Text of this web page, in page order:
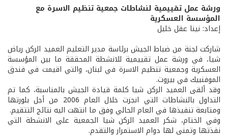
ورشة عمل تقييمية لنشاطات جمعية تنظيم الاسرة مع
المؤسسة العسكرية
إعداد: نينا عقل خليل
شاركت لجنة من ضباط الجيش برئاسة مدير التعليم العميد الركن رياض
شيا، في ورشة عمل تقييمية للانشطة المحققة ما بين المؤسسة
العسكرية وجمعية تنظيم الاسرة في لبنان، والتي اقيمت في فندق
الموفنبيك في بيروت.
وقد ألقى العميد الركن شيا كلمة قيادة الجيش بالمناسبة، كما تم
التداول بالنشاطات التي انجزت خلال العام 2006 من أجل بلورتها
ومتابعة تنفيذها في العام الحالي وفق ما انتهت اليه نتائج التتقيم.
وفي الختام، شكر العميد الركن شيا الجمعية على الانشطة التي
نفذتها وتمنى لها دوام الاستمرار والتقدم.